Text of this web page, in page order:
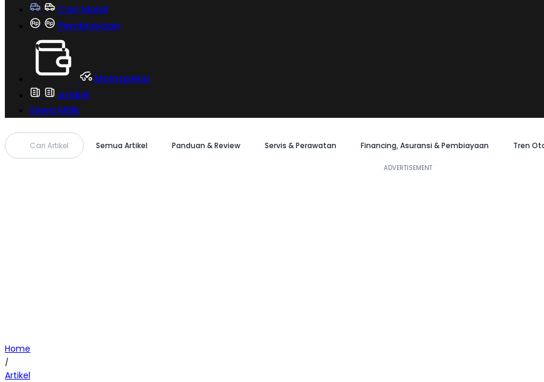
Cari Mobil
Pembiayaan
MoInspeksi
Artikel
Sewa Milik
Cari Artikel Semua Artikel Panduan & Review Servis & Perawatan Financing, Asuransi & Pembiayaan Tren
Home
/
Artikel